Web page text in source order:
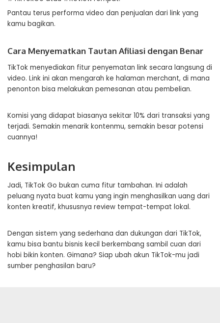
Pantau terus performa video dan penjualan dari link yang
kamu bagikan.
Cara Menyematkan Tautan Afiliasi dengan Benar
TikTok menyediakan fitur penyematan link secara langsung di
video. Link ini akan mengarah ke halaman merchant, di mana
penonton bisa melakukan pemesanan atau pembelian.
Komisi yang didapat biasanya sekitar 10% dari transaksi yang
terjadi. Semakin menarik kontenmu, semakin besar potensi
cuannya!
Kesimpulan
Jadi, TikTok Go bukan cuma fitur tambahan. Ini adalah
peluang nyata buat kamu yang ingin menghasilkan uang dari
konten kreatif, khususnya review tempat-tempat lokal.
Dengan sistem yang sederhana dan dukungan dari TikTok,
kamu bisa bantu bisnis kecil berkembang sambil cuan dari
hobi bikin konten. Gimana? Siap ubah akun TikTok-mu jadi
sumber penghasilan baru?